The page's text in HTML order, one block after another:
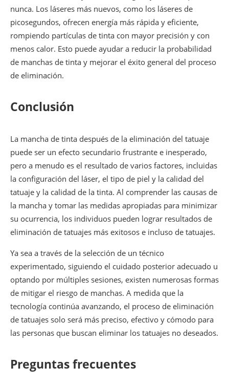
nunca. Los láseres más nuevos, como los láseres de
picosegundos, ofrecen energía más rápida y eficiente,
rompiendo partículas de tinta con mayor precisión y con
menos calor. Esto puede ayudar a reducir la probabilidad
de manchas de tinta y mejorar el éxito general del proceso
de eliminación.
Conclusión
La mancha de tinta después de la eliminación del tatuaje
puede ser un efecto secundario frustrante e inesperado,
pero a menudo es el resultado de varios factores, incluidas
la configuración del láser, el tipo de piel y la calidad del
tatuaje y la calidad de la tinta. Al comprender las causas de
la mancha y tomar las medidas apropiadas para minimizar
su ocurrencia, los individuos pueden lograr resultados de
eliminación de tatuajes más exitosos e incluso de tatuajes.
Ya sea a través de la selección de un técnico
experimentado, siguiendo el cuidado posterior adecuado u
optando por múltiples sesiones, existen numerosas formas
de mitigar el riesgo de manchas. A medida que la
tecnología continúa avanzando, el proceso de eliminación
de tatuajes solo será más preciso, efectivo y cómodo para
las personas que buscan eliminar los tatuajes no deseados.
Preguntas frecuentes